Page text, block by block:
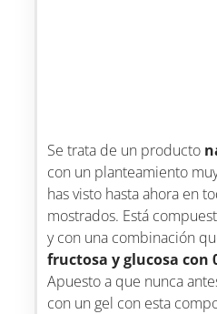
Se trata de un producto
con un planteamiento
has visto hasta ahora en
mostrados. Está
y con una combinación
fructosa y glucosa con
Apuesto a que nunca
con un gel con esta